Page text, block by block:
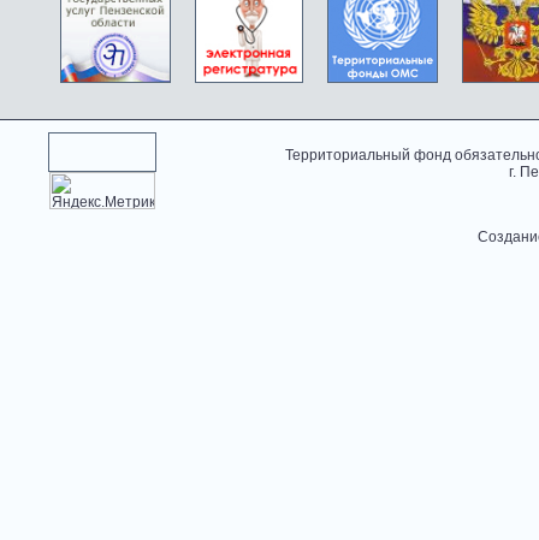
Территориальный фонд
г.